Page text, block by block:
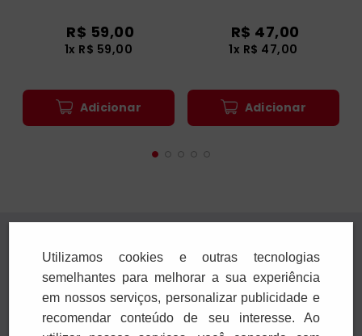
Os Jovens e o Suicídio Literatura de Cordel
Utilizamos cookies e outras tecnologias
semelhantes para melhorar a sua experiência
em nossos serviços, personalizar publicidade e
recomendar conteúdo de seu interesse. Ao